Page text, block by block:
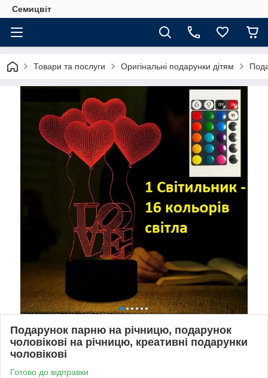
Семицвіт
Товари та послуги Оригінальні подарунки дітям
Подарунок парню на річницю, подарунок
чоловікові на річницю, креативні подарунки
чоловікові
Готово до відправки